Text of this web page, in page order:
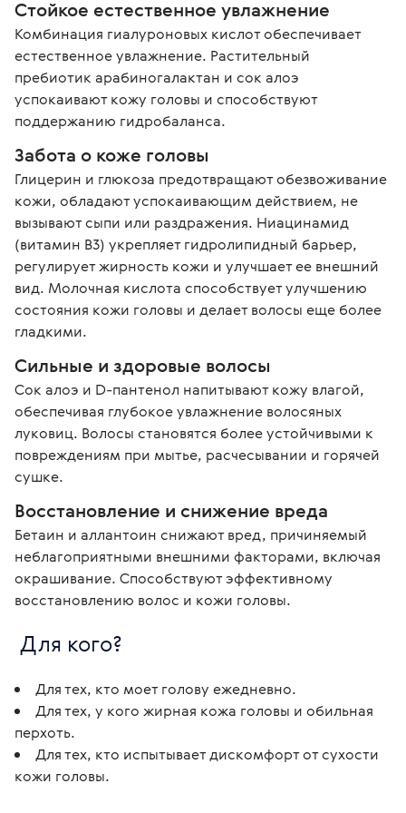
Стойкое естественное увлажнение
Комбинация гиалуроновых кислот обеспечивает
естественное увлажнение. Растительный
пребиотик арабиногалактан и сок алоэ
успокаивают кожу головы и способствуют
поддержанию гидробаланса.
Забота о коже головы
Глицерин и глюкоза предотвращают обезвоживание
кожи, обладают успокаивающим действием, не
вызывают сыпи или раздражения. Ниацинамид
(витамин B3) укрепляет гидролипидный барьер,
регулирует жирность кожи и улучшает ее внешний
вид. Молочная кислота способствует улучшению
состояния кожи головы и делает волосы еще более
гладкими.
Сильные и здоровые волосы
Сок алоэ и D-пантенол напитывают кожу влагой,
обеспечивая глубокое увлажнение волосяных
луковиц. Волосы становятся более устойчивыми к
повреждениям при мытье, расчесывании и горячей
сушке.
Восстановление и снижение вреда
Бетаин и аллантоин снижают вред, причиняемый
неблагоприятными внешними факторами, включая
окрашивание. Способствуют эффективному
восстановлению волос и кожи головы.
Для кого?
Для тех, кто моет голову ежедневно.
Для тех, у кого жирная кожа головы и обильная
перхоть.
Для тех, кто испытывает дискомфорт от сухости
кожи головы.